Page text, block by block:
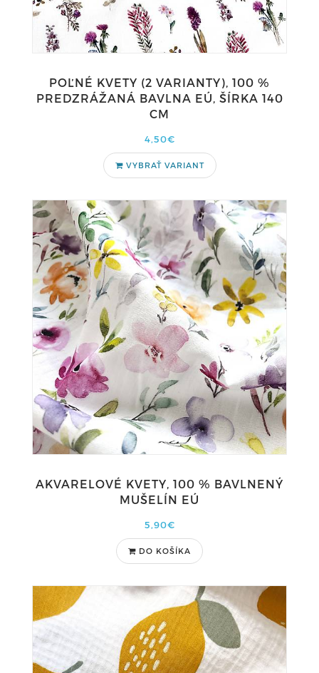
POĽNÉ KVETY (2 VARIANTY), 100 %
PREDZRÁŽANÁ BAVLNA EÚ, ŠÍRKA 140
CM
4,50€
VYBRAŤ VARIANT
AKVARELOVÉ KVETY, 100 % BAVLNENÝ
MUŠELÍN EÚ
5,90€
DO KOŠÍKA